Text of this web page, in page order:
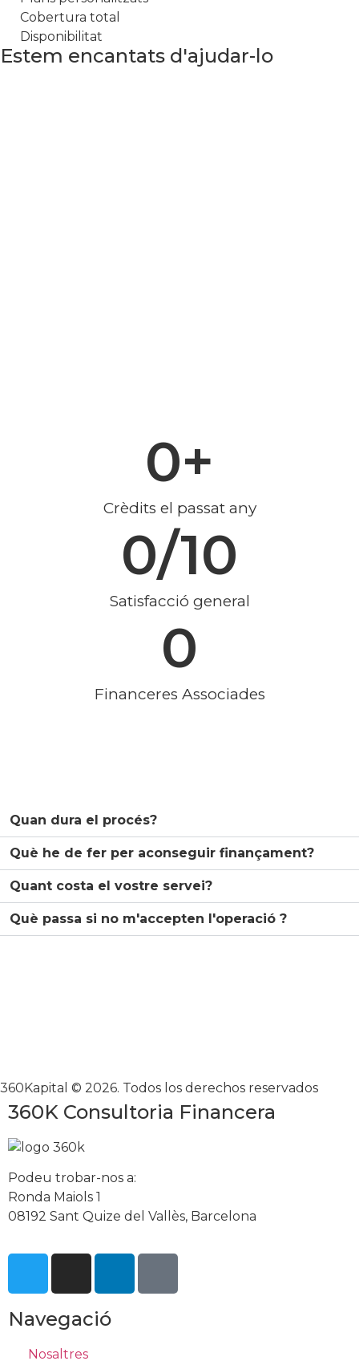
Cobertura total
Disponibilitat
Estem encantats d'ajudar-lo
Crèdits el passat any
0+
Satisfacció general
0/10
Financeres Associades
0
Quan dura el procés?
Què he de fer per aconseguir finançament?
Quant costa el vostre servei?
Què passa si no m'accepten l'operació ?
360Kapital © 2026. Todos los derechos reservados
360K Consultoria Financera
Podeu trobar-nos a:
Ronda Maiols 1
08192 Sant Quize del Vallès, Barcelona
Navegació
Nosaltres